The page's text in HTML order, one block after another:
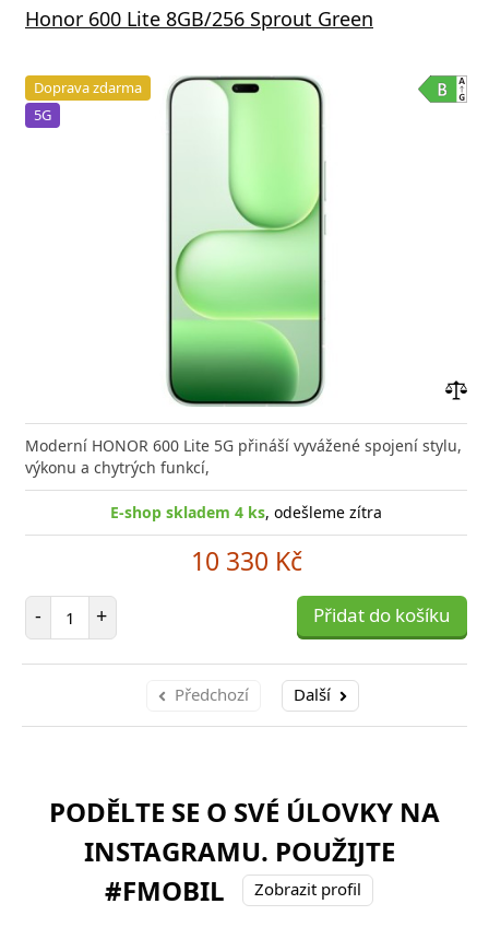
Honor 600 Lite 8GB/256 Sprout Green
Doprava zdarma
5G
Moderní HONOR 600 Lite 5G přináší vyvážené spojení stylu,
výkonu a chytrých funkcí,
E-shop skladem 4 ks, odešleme zítra
10 330 Kč
- Počet položek
+ Přidat do košíku
Předchozí Další
PODĚLTE SE O SVÉ ÚLOVKY NA
INSTAGRAMU. POUŽIJTE
#FMOBIL
Zobrazit profil